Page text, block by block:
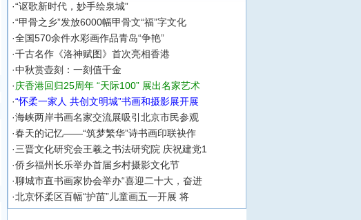
·“讴歌新时代，妙手绘泉城”
·“甲骨之乡”发放6000幅甲骨文“福”字文化
·全国570余件水彩画作品青岛“争艳”
·千古名作《洛神赋图》首次亮相香港
·中秋赏壶刻：一刻值千金
·庆香港回归25周年 “天际100” 展出名家艺术
·“怀柔一家人 共创文明城”书画和摄影展开展
·海峡两岸书画名家交流展吸引北京市民参观
·春天的记忆——“筑梦繁华”诗书画印联袂作
·三晋文化研究会王羲之书法研究院 庆祝建党1
·侨乡福州长乐举办首届乡村摄影文化节
·聊城市直书画家协会举办“喜迎二十大，奋进
·北京怀柔区百幅“护苗”儿童画五一开展 将